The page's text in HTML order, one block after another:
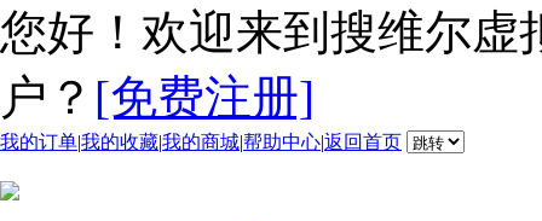
您好！欢迎来到搜维尔
户？ [免费注册]
我的订单|我的收藏|我的商城|帮助中心|返回首页